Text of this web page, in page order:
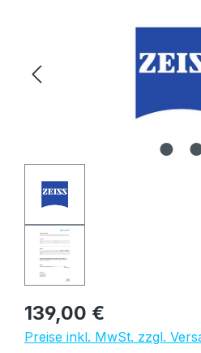
Regulärer Preis:
139,00 €
Preise inkl. MwSt. zzgl.